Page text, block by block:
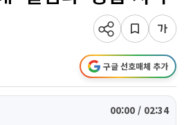
구글 선호매체 추가
00:00 / 02:34